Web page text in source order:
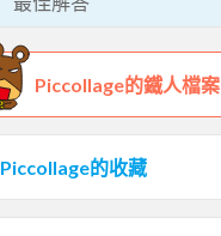
Piccollage的鐵人檔案
Piccollage的收藏